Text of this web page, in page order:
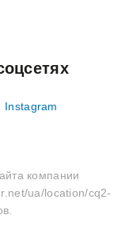
Instagram
компании
ua/location/cq2-